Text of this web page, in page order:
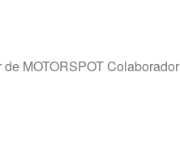
MOTORSPOT Colaborador